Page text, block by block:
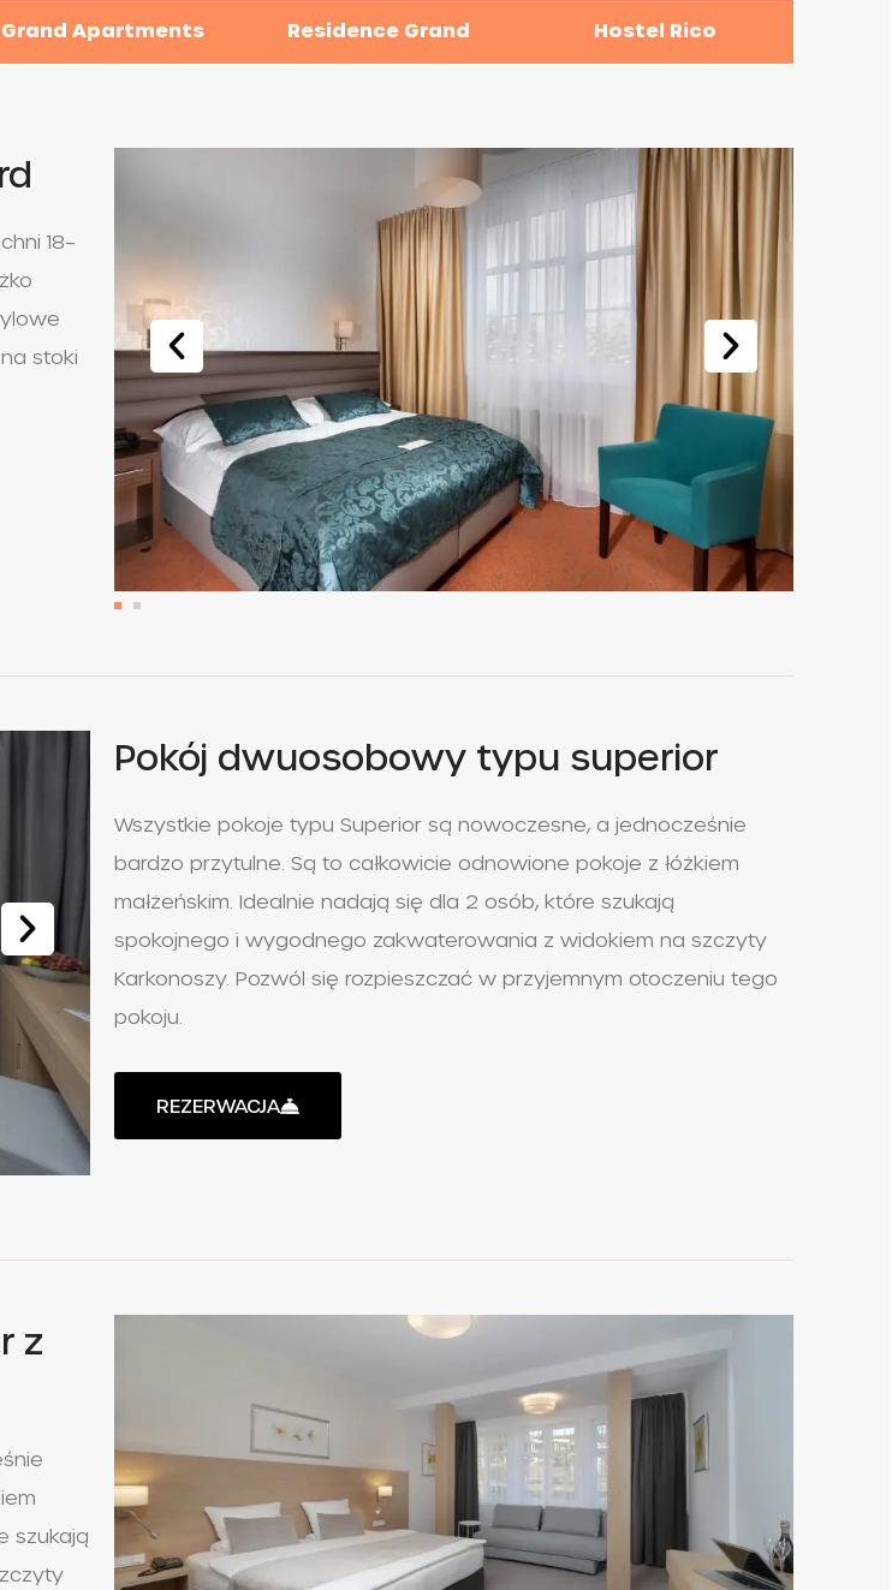
Grand Apartments Residence Grand Hostel Rico
18–
stoki
Pokój dwuosobowy typu superior
Wszystkie pokoje typu Superior są nowoczesne, a jednocześnie
bardzo przytulne. Są to całkowicie odnowione pokoje z łóżkiem
małżeńskim. Idealnie nadają się dla 2 osób, które szukają
spokojnego i wygodnego zakwaterowania z widokiem na szczyty
Karkonoszy. Pozwól się rozpieszczać w przyjemnym otoczeniu tego
pokoju.
REZERWACJA
z
szukają